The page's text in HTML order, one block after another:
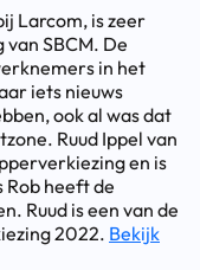
Larcom, is zeer
SBCM. De
in het
iets nieuws
ook al was dat
Ruud Ippel van
en is
heeft de
Ruud is een van de
2022. Bekijk